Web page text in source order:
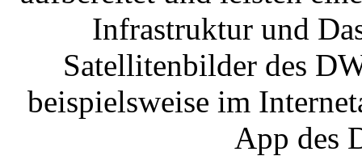
Infrastruktur und
Satellitenbilder des
beispielsweise im
App des